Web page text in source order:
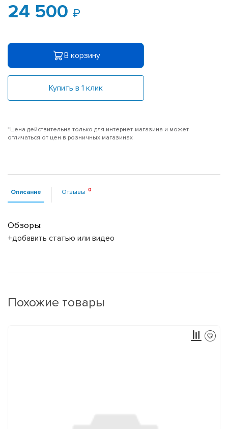
24 500
В корзину
Купить в 1 клик
*Цена действительна только для интернет-магазина и может
отличаться от цен в розничных магазинах
Описание Отзывы
Обзоры:
+добавить статью или видео
Похожие товары